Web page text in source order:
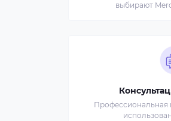
выбирают
Профессиональная